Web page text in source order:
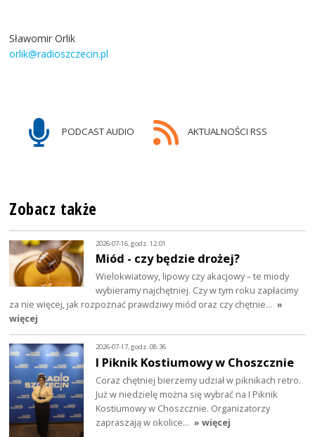
Sławomir Orlik
orlik@radioszczecin.pl
PODCAST AUDIO AKTUALNOŚCI RSS
Zobacz także
2026-07-16, godz. 12:01
Miód - czy będzie drożej?
Wielokwiatowy, lipowy czy akacjowy – te miody
wybieramy najchętniej. Czy w tym roku zapłacimy
za nie więcej, jak rozpoznać prawdziwy miód oraz czy chętnie… »
więcej
2026-07-17, godz. 08:36
I Piknik Kostiumowy w Choszcznie
Coraz chętniej bierzemy udział w piknikach retro.
Już w niedzielę można się wybrać na I Piknik
Kostiumowy w Choszcznie. Organizatorzy
zapraszają w okolice… » więcej